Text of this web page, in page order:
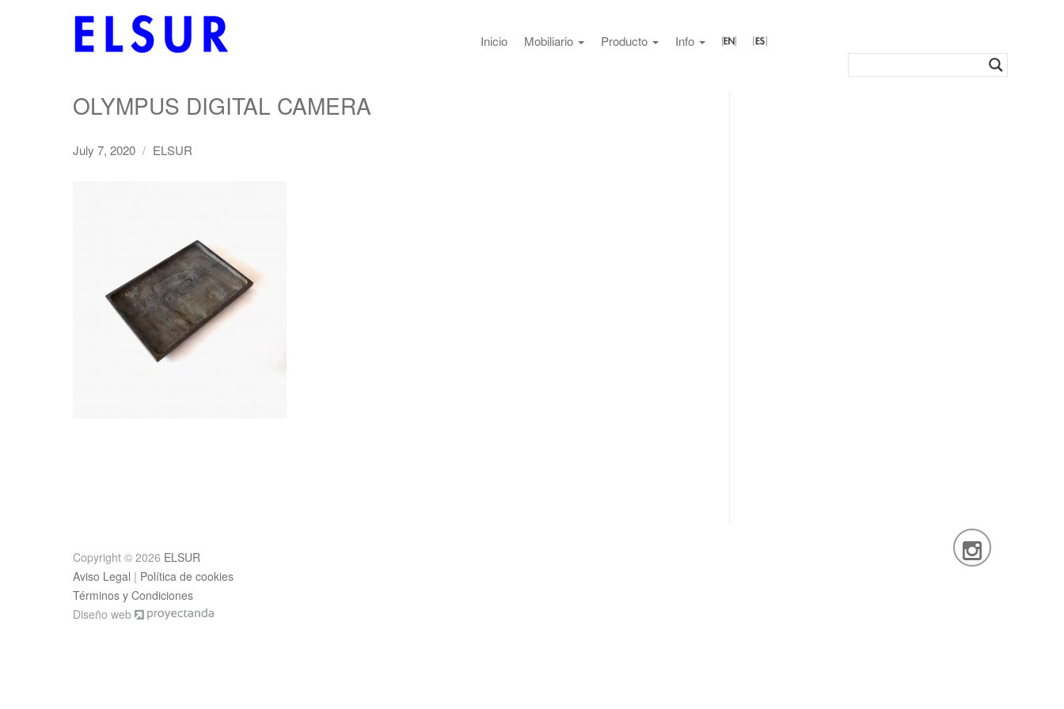
Inicio Mobiliario Producto Info
OLYMPUS DIGITAL CAMERA
July 7, 2020 / ELSUR
Copyright © 2026 ELSUR
Aviso Legal | Política de cookies
Términos y Condiciones
Diseño web